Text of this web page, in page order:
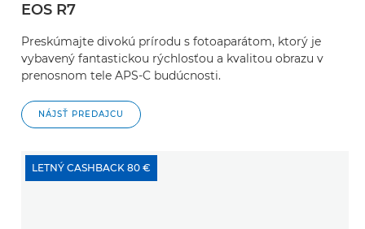
EOS R7
Preskúmajte divokú prírodu s fotoaparátom, ktorý je
vybavený fantastickou rýchlosťou a kvalitou obrazu v
prenosnom tele APS-C budúcnosti.
NÁJSŤ PREDAJCU
LETNÝ CASHBACK 80 €